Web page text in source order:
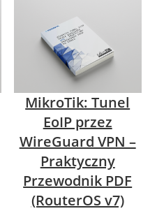
MikroTik: Tunel
EoIP przez
WireGuard VPN –
Praktyczny
Przewodnik PDF
(RouterOS v7)